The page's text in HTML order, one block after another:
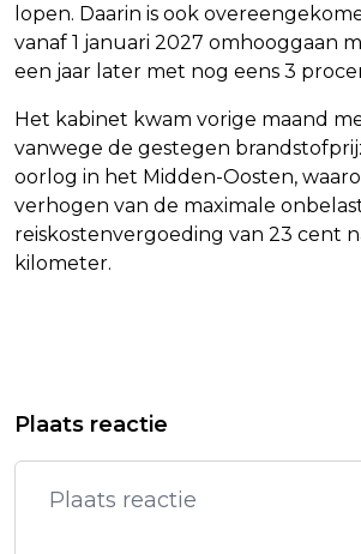
lopen. Daarin is ook
vanaf 1 januari 2027 omhooggaan
een jaar later met nog eens 3
Het kabinet kwam vorige maand
vanwege de gestegen
oorlog in het Midden-Oosten,
verhogen van de maximale
reiskostenvergoeding van 23 cent
kilometer.
MOKIO NAAR WK
DEEL BEWIJS TEGEN
MOORD OP
ONWETTIG
Plaats reactie